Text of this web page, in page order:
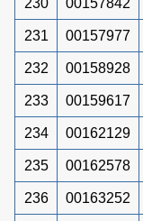
231 00157977
232 00158928
233 00159617
234 00162129
235 00162578
236 00163252